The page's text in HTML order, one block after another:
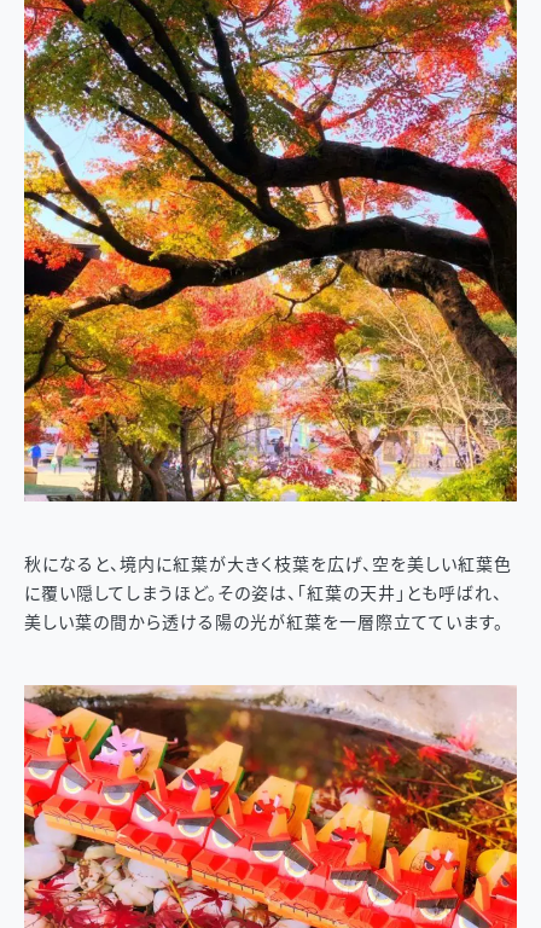
秋になると、境内に紅葉が大きく枝葉を広げ、空を美しい紅葉色
に覆い隠してしまうほど。その姿は、「紅葉の天井」とも呼ばれ、
美しい葉の間から透ける陽の光が紅葉を一層際立てています。